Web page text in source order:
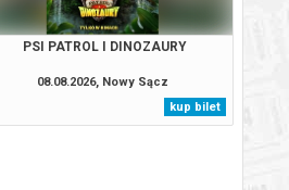
PSI PATROL I DINOZAURY
08.08.2026, Nowy Sącz
kup bilet